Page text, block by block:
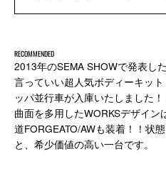
RECOMMENDED
2013年のSEMA SHOWで発表し
言っていい超人気ボディーキッ
ッパ並行車が入庫いたしました
曲面を多用したWORKSデザイ
道FORGEATO/AWも装着！！状
と、希少価値の高い一台です。